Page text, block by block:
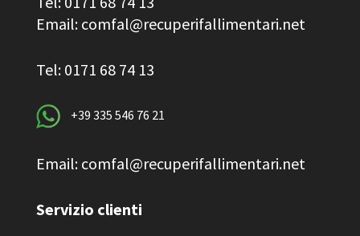
Email: comfal@recuperifallimentari.net
Tel: 0171 68 74 13
+39 335 546 76 21
Email: comfal@recuperifallimentari.net
Servizio clienti